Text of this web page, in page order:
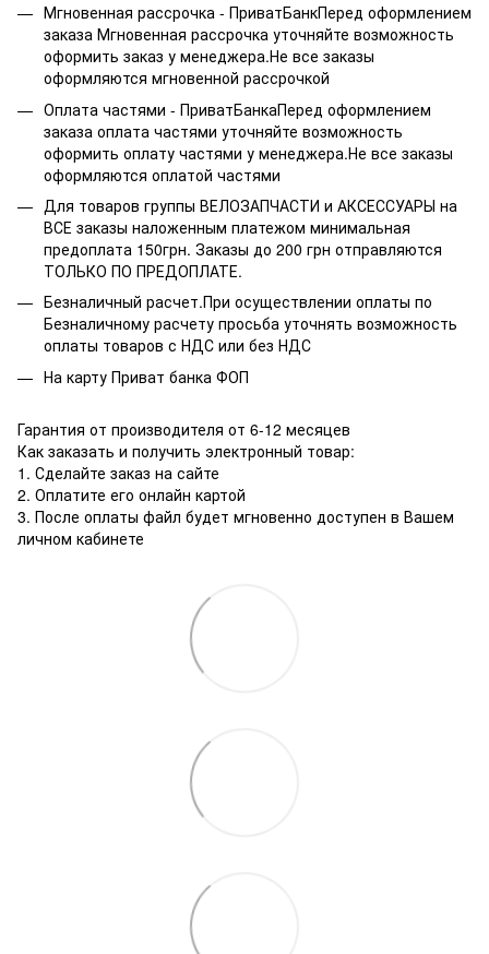
Мгновенная рассрочка - ПриватБанкПеред оформлением
заказа Мгновенная рассрочка уточняйте возможность
оформить заказ у менеджера.Не все заказы
оформляются мгновенной рассрочкой
Оплата частями - ПриватБанкаПеред оформлением
заказа оплата частями уточняйте возможность
оформить оплату частями у менеджера.Не все заказы
оформляются оплатой частями
Для товаров группы ВЕЛОЗАПЧАСТИ и АКСЕССУАРЫ на
ВСЕ заказы наложенным платежом минимальная
предоплата 150грн. Заказы до 200 грн отправляются
ТОЛЬКО ПО ПРЕДОПЛАТЕ.
Безналичный расчет.При осуществлении оплаты по
Безналичному расчету просьба уточнять возможность
оплаты товаров с НДС или без НДС
На карту Приват банка ФОП
Гарантия от производителя от 6-12 месяцев
Как заказать и получить электронный товар:
1. Сделайте заказ на сайте
2. Оплатите его онлайн картой
3. После оплаты файл будет мгновенно доступен в Вашем
личном кабинете